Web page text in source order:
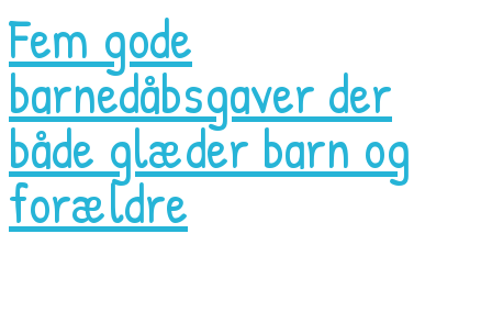
Fem gode
barnedåbsgaver der
både glæder barn og
forældre